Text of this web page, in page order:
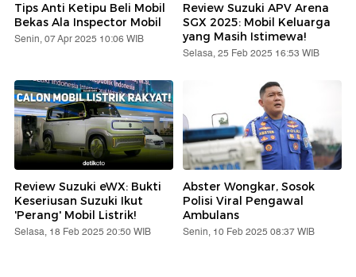
Tips Anti Ketipu Beli Mobil
Bekas Ala Inspector Mobil
Senin, 07 Apr 2025 10:06 WIB
Review Suzuki APV Arena
SGX 2025: Mobil Keluarga
yang Masih Istimewa!
Selasa, 25 Feb 2025 16:53 WIB
Review Suzuki eWX: Bukti
Keseriusan Suzuki Ikut
'Perang' Mobil Listrik!
Selasa, 18 Feb 2025 20:50 WIB
Abster Wongkar, Sosok
Polisi Viral Pengawal
Ambulans
Senin, 10 Feb 2025 08:37 WIB